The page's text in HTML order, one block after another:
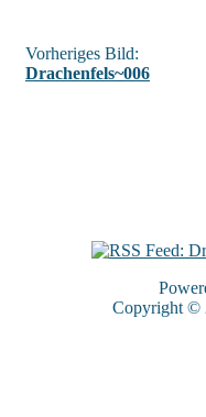
Vorheriges Bild:
Drachenfels~006
Copyright ©